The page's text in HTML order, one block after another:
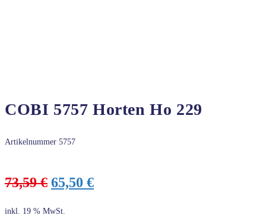
COBI 5757 Horten Ho 229
Artikelnummer 5757
73,59€ Ursprünglicher
war:
65,50 €Aktueller
inkl. 19 % MwSt.